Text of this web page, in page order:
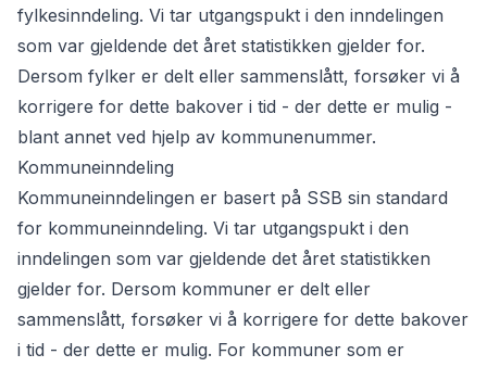
fylkesinndeling. Vi tar utgangspukt i den inndelingen
som var gjeldende det året statistikken gjelder for.
Dersom fylker er delt eller sammenslått, forsøker vi å
korrigere for dette bakover i tid - der dette er mulig -
blant annet ved hjelp av kommunenummer.
Kommuneinndeling
Kommuneinndelingen er basert på SSB sin standard
for kommuneinndeling. Vi tar utgangspukt i den
inndelingen som var gjeldende det året statistikken
gjelder for. Dersom kommuner er delt eller
sammenslått, forsøker vi å korrigere for dette bakover
i tid - der dette er mulig. For kommuner som er